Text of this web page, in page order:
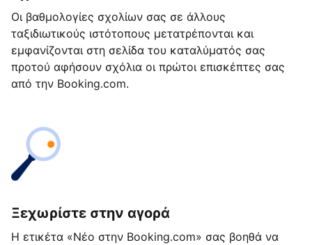
Οι βαθμολογίες σχολίων σας σε άλλους
ταξιδιωτικούς ιστότοπους μετατρέπονται και
εμφανίζονται στη σελίδα του καταλύματός σας
προτού αφήσουν σχόλια οι πρώτοι επισκέπτες σας
από την Booking.com.
Ξεχωρίστε στην αγορά
Η ετικέτα «Νέο στην Booking.com» σας βοηθά να